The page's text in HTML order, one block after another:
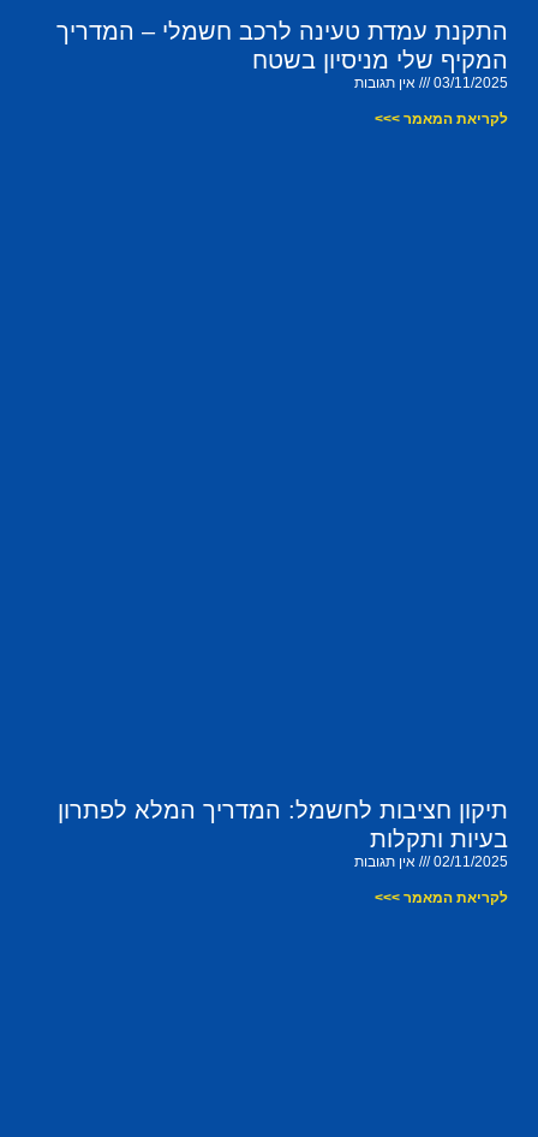
התקנת עמדת טעינה לרכב חשמלי – המדריך
המקיף שלי מניסיון בשטח
03/11/2025 אין תגובות
לקריאת המאמר >>>
תיקון חציבות לחשמל: המדריך המלא לפתרון
בעיות ותקלות
02/11/2025 אין תגובות
לקריאת המאמר >>>